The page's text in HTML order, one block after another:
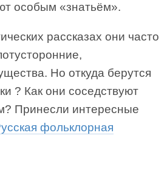
особым «знатьём».
рассказах они часто
Но откуда берутся
? Как они соседствуют
Принесли интересные
фольклорная